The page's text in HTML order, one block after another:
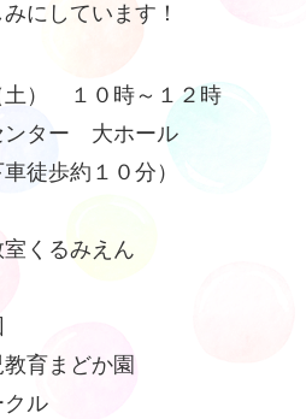
にしています！
） １０時～１２時
ター 大ホール
徒歩約１０分）
くるみえん
育まどか園
クル